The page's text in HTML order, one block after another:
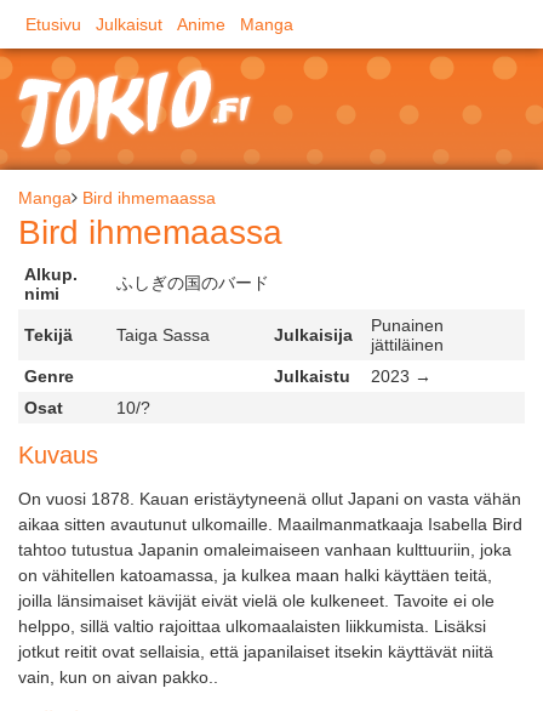
Etusivu Julkaisut Anime Manga
Manga Bird ihmemaassa
Bird ihmemaassa
Alkup.
nimi
ふしぎの国のバード
Tekijä Taiga Sassa Julkaisija
Punainen
jättiläinen
Genre
Julkaistu
2023 →
Osat
10/?
Kuvaus
On vuosi 1878. Kauan eristäytyneenä ollut Japani on vasta vähän
aikaa sitten avautunut ulkomaille. Maailmanmatkaaja Isabella Bird
tahtoo tutustua Japanin omaleimaiseen vanhaan kulttuuriin, joka
on vähitellen katoamassa, ja kulkea maan halki käyttäen teitä,
joilla länsimaiset kävijät eivät vielä ole kulkeneet. Tavoite ei ole
helppo, sillä valtio rajoittaa ulkomaalaisten liikkumista. Lisäksi
jotkut reitit ovat sellaisia, että japanilaiset itsekin käyttävät niitä
vain, kun on aivan pakko..